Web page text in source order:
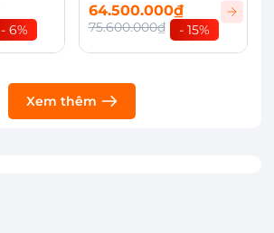
- 6%
64.500.000₫
75.600.000₫ - 15%
Xem thêm